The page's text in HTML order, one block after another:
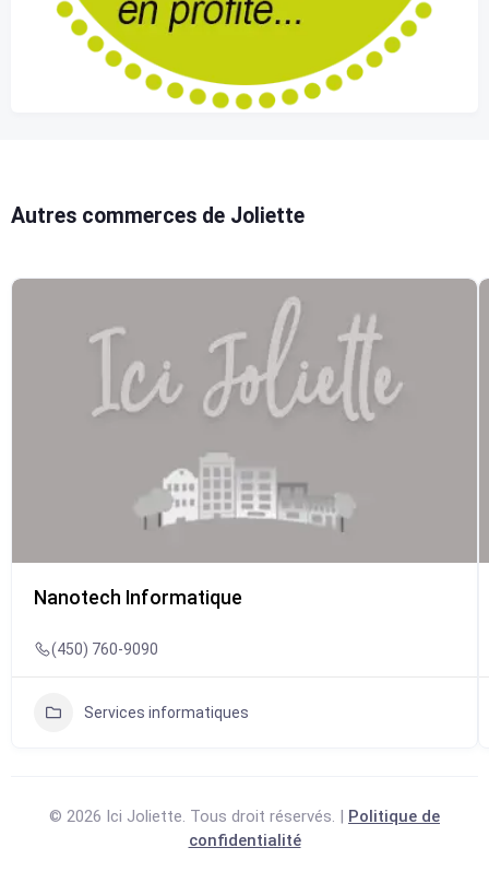
Autres commerces de Joliette
Nanotech Informatique
(450) 760-9090
Services informatiques
© 2026 Ici Joliette. Tous droit réservés. | Politique de
confidentialité